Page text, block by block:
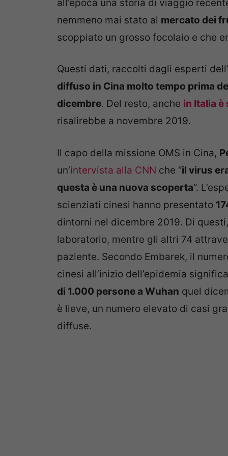
all’epoca una storia di viaggio
nemmeno mai stato al mercato dei
scoppiato un grosso focolaio e che
Questi dati, raccolti dagli esperti
diffuso in Cina molto tempo prima
dicembre. Del resto, anche in Italia
risalirebbe a novembre 2019.
Il capo della missione OMS in Cina,
un’intervista alla CNN che “il virus
questa è una nuova scoperta“.
scienziati cinesi hanno presentato
dintorni nel dicembre 2019. Di
laboratorio, mentre gli altri 74
paziente. Secondo Embarek, il
cinesi all’inizio dell’epidemia
di 1.000 persone a Wuhan quel
è lieve, un numero elevato di casi
diffuse.